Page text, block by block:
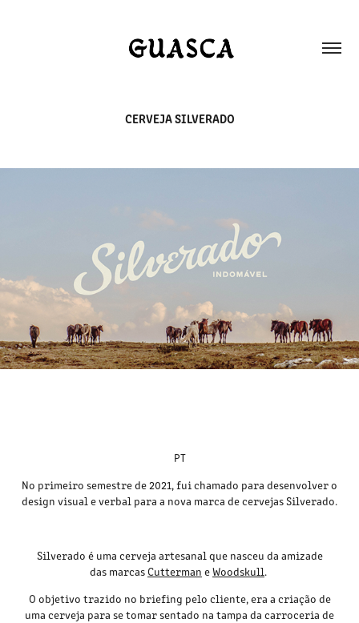
CERVEJA SILVERADO
PT
No primeiro semestre de 2021, fui chamado para desenvolver o
design visual e verbal para a nova marca de cervejas Silverado.
Silverado é uma cerveja artesanal que nasceu da amizade
das marcasCutterman eWoodskull.
O objetivo trazido no briefing pelo cliente, era a criação de
uma cerveja para se tomar sentado na tampa da carroceria de